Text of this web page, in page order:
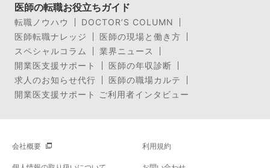
医師の転職お役立ちガイド
転職ノウハウ
DOCTOR’S COLUMN
医師転職ナレッジ
医師の現場と働き方
スペシャルコラム
業界ニュース
開業医支援サポート
医師の年収診断
求人のお知らせ代行
医師の職場カルテ
開業医支援サポート ご利用者インタビュー
会社概要 利用規約